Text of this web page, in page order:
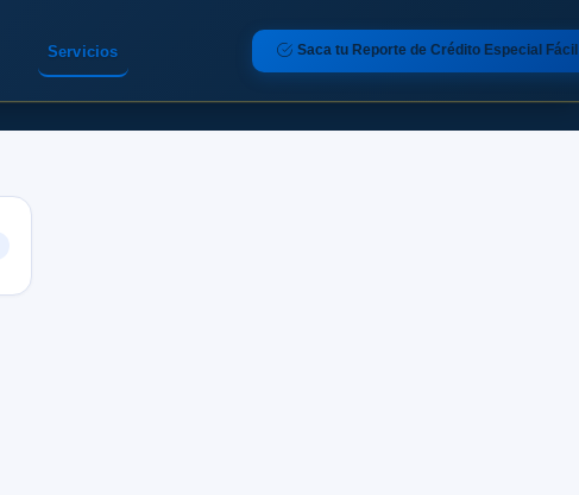
Servicios Saca tu Reporte de Crédito Especial Fácil